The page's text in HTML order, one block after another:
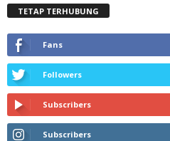
TETAP TERHUBUNG
Fans
Followers
Subscribers
Subscribers